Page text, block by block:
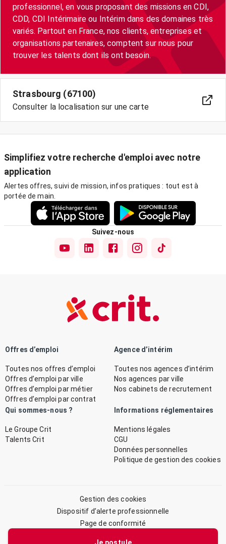
professionnel, en vous proposant des missions en CDI,
CDD, CDI Intérimaire ou Intérim dans des domaines très
variés. Partout en France, nos clients, entreprises et
organisations partenaires, comptent sur nous pour
trouver les talents dont ils ont besoin.
Strasbourg (67100)
Consulter la localisation sur une carte
Simplifiez votre recherche d'emploi avec notre
application
Alertes offres, suivi de mission, infos pratiques : tout est à
portée de main.
Suivez-nous
Offres d’emploi
Toutes nos offres d’emploi
Offres d’emploi par ville
Offres d’emploi par métier
Offres d’emploi par contrat
Agence d’intérim
Toutes nos agences d’intérim
Nos agences par ville
Nos cabinets de recrutement
Qui sommes-nous ?
Le Groupe Crit
Talents Crit
Informations réglementaires
Mentions légales
CGU
Données personnelles
Politique de gestion des cookies
Gestion des cookies
Dispositif d’alerte professionnelle
Page de conformité